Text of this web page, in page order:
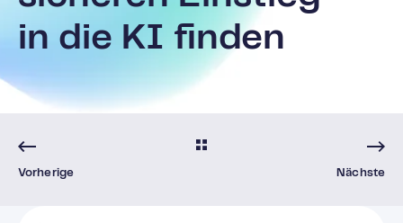
in die KI finden
Vorherige Nächste